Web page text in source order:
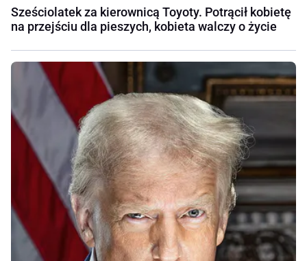
Sześciolatek za kierownicą Toyoty. Potrącił kobietę
na przejściu dla pieszych, kobieta walczy o życie